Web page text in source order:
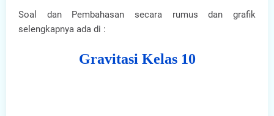
Soal dan Pembahasan secara rumus dan grafik
selengkapnya ada di :
Gravitasi Kelas 10